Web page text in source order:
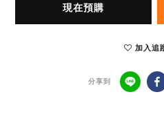
現在預購
加入追
分享到